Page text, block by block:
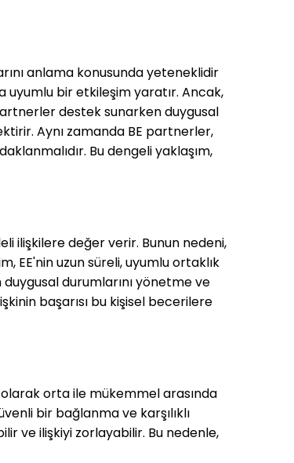
anlama konusunda yeteneklidir
uyumlu bir etkileşim yaratır. Ancak,
destek sunarken duygusal
Aynı zamanda BE partnerler,
Bu dengeli yaklaşım,
ilişkilere değer verir. Bunun nedeni,
EE'nin uzun süreli, uyumlu ortaklık
durumlarını yönetme ve
başarısı bu kişisel becerilere
orta ile mükemmel arasında
bir bağlanma ve karşılıklı
ve ilişkiyi zorlayabilir. Bu nedenle,